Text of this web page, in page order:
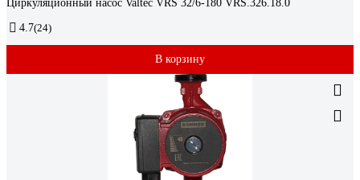
Циркуляционный насос Valtec VRS 32/6-180 VRS.326.18.0
4.7(24)
В корзину